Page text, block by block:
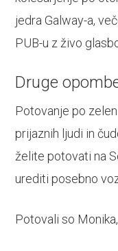
jedra Galway-a,
PUB-u z živo glasbo
Druge
Potovanje po
prijaznih ljudi in
želite potovati na
urediti posebno
Potovali so